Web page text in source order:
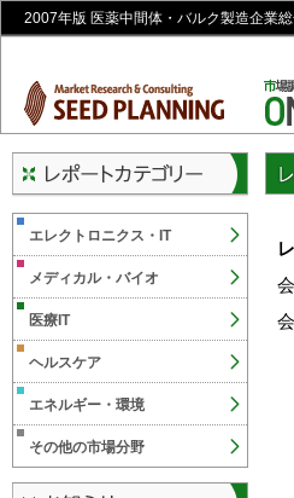
2007年版 医薬中間体・バルク製造企業
エレクトロニクス・IT
メディカル・バイオ
医療IT
ヘルスケア
エネルギー・環境
その他の市場分野